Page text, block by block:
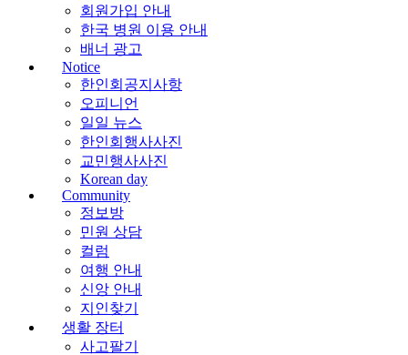
회원가입 안내
한국 병원 이용 안내
배너 광고
Notice
한인회공지사항
오피니언
일일 뉴스
한인회행사사진
교민행사사진
Korean day
Community
정보방
민원 상담
컬럼
여행 안내
신앙 안내
지인찾기
생활 장터
사고팔기